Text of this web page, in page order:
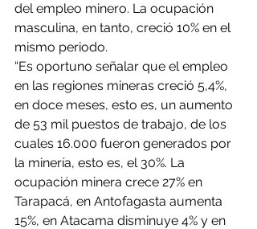
del empleo minero. La ocupación
masculina, en tanto, creció 10% en el
mismo periodo.
“Es oportuno señalar que el empleo
en las regiones mineras creció 5,4%,
en doce meses, esto es, un aumento
de 53 mil puestos de trabajo, de los
cuales 16.000 fueron generados por
la minería, esto es, el 30%. La
ocupación minera crece 27% en
Tarapacá, en Antofagasta aumenta
15%, en Atacama disminuye 4% y en